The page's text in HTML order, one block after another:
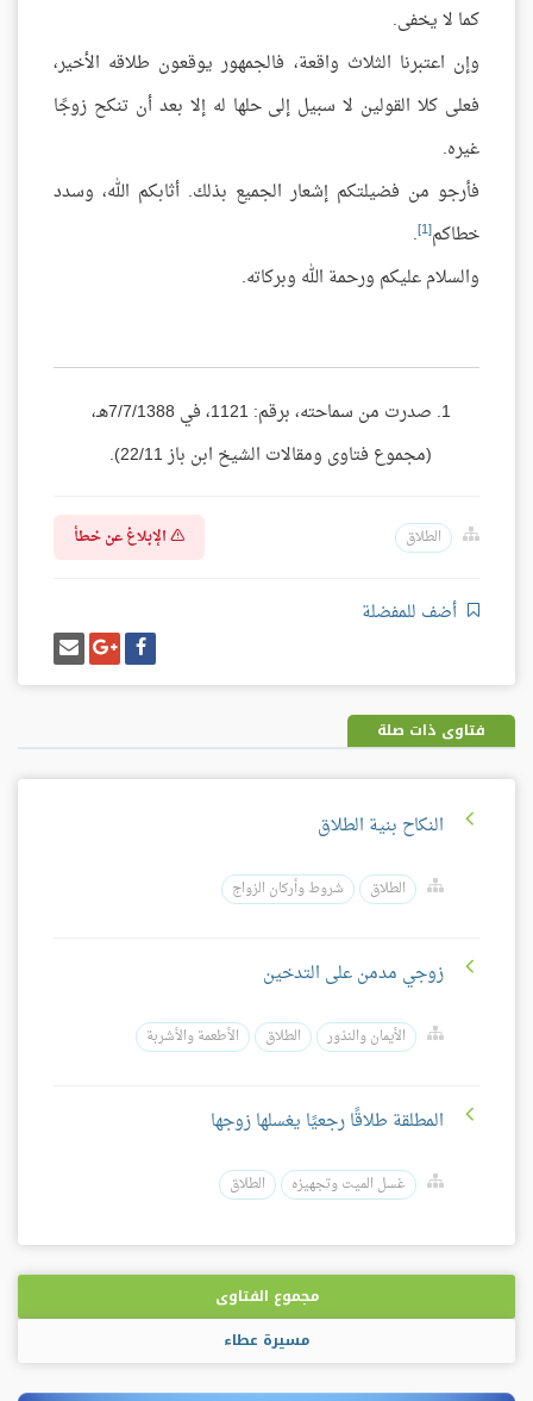
كما لا يخفى.
وإن اعتبرنا الثلاث واقعة، فالجمهور يوقعون طلاقه الأخير،
فعلى كلا القولين لا سبيل إلى حلها له إلا بعد أن تنكح زوجًا
غيره.
فأرجو من فضيلتكم إشعار الجميع بذلك. أثابكم الله، وسدد
خطاكم[1]
.
والسلام عليكم ورحمة الله وبركاته.
صدرت من سماحته، برقم: 1121، في 7/7/1388هـ،
(مجموع فتاوى ومقالات الشيخ ابن باز 22/11).
الطلاق الإبلاغ عن خطأ
أضف للمفضلة
شارك
على
فيسبوك
شارك
على
غوغل
بلس
إرسل
إيميل
فتاوى ذات صلة
النكاح بنية الطلاق
الطلاق شروط وأركان الزواج
زوجي مدمن على التدخين
الأيمان والنذور الطلاق الأطعمة والأشربة
المطلقة طلاقًا رجعيًا يغسلها زوجها
غسل الميت وتجهيزه الطلاق
مجموع الفتاوى
مسيرة عطاء